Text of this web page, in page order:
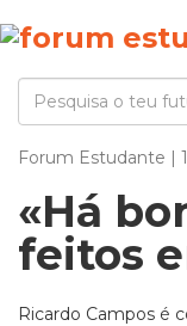
Forum Estudante |
«Há
feitos
Ricardo Campos é